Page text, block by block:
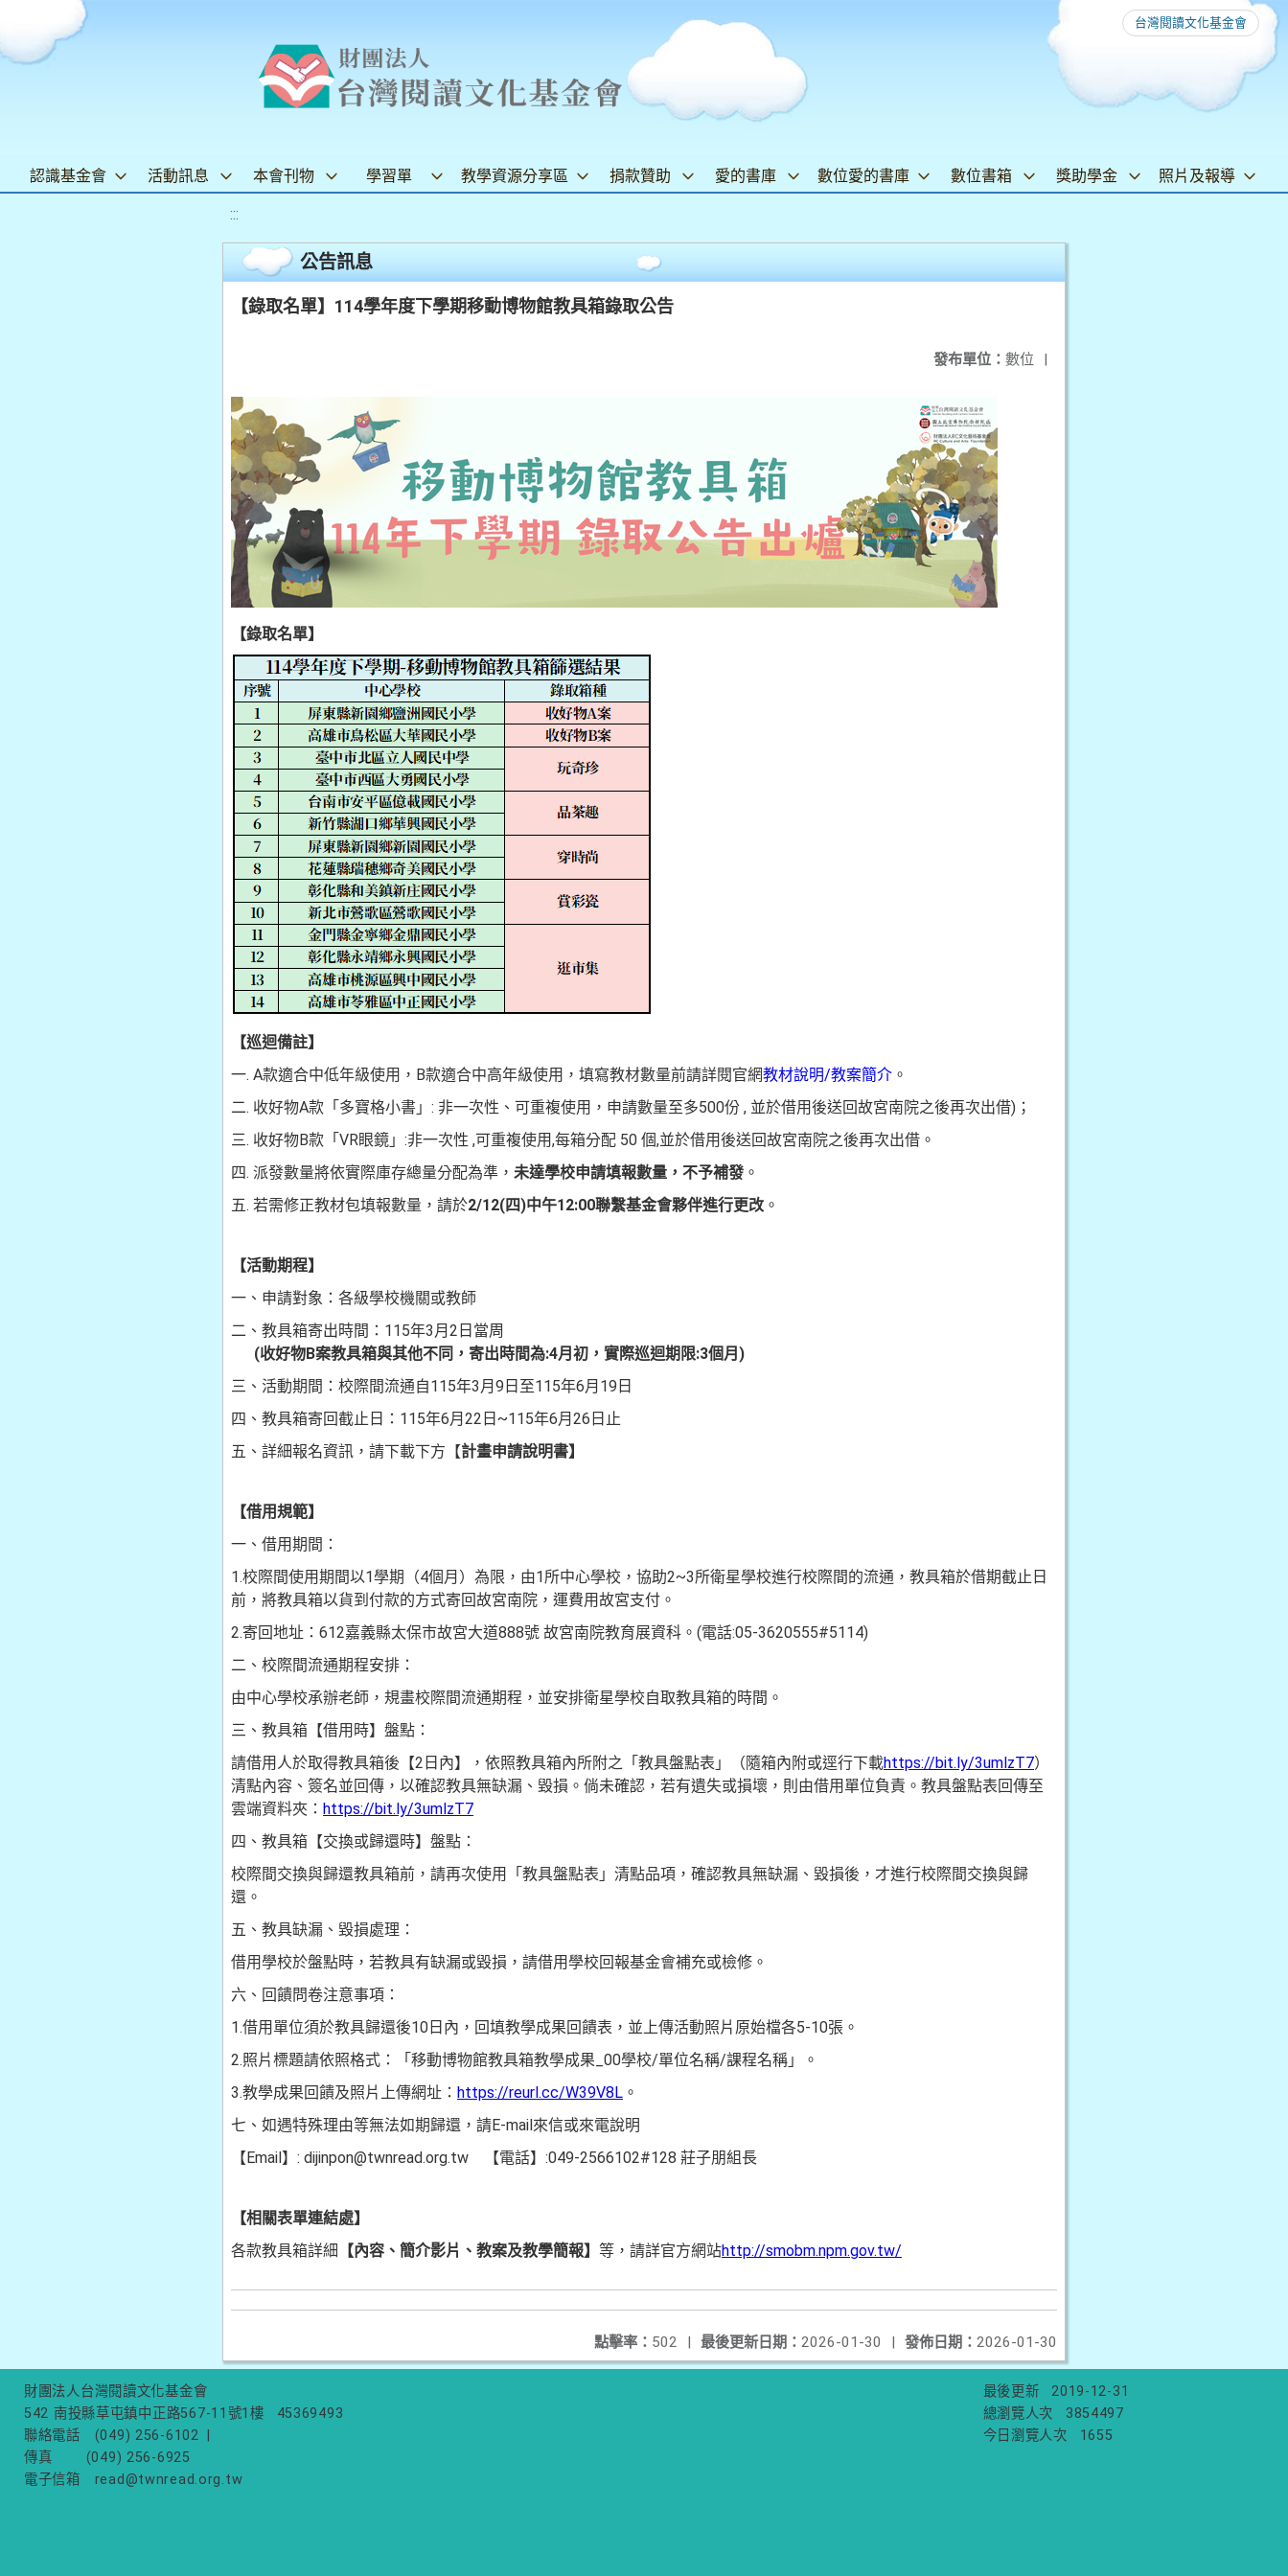
台灣閱讀文化基金會
認識基金會 活動訊息 本會刊物 學習單 教學資源分享區 捐款贊助 愛的書庫 數位愛的書庫 數位書箱 獎助學金 照片及報導
:::
公告訊息
【錄取名單】114學年度下學期移動博物館教具箱錄取公告
發布單位： 數位 |
【錄取名單】
【巡迴備註】
一. A款適合中低年級使用，B款適合中高年級使用，填寫教材數量前請詳閱官網教材說明/教案簡介 。
二. 收好物A款「多寶格小書」: 非一次性、可重複使用，申請數量至多500份 , 並於借用後送回故宮南院之後再次出借)；
三. 收好物B款「VR眼鏡」:非一次性 ,可重複使用,每箱分配 50 個,並於借用後送回故宮南院之後再次出借。
四. 派發數量將依實際庫存總量分配為準， 未達學校申請填報數量，不予補發 。
五. 若需修正教材包填報數量，請於2/12(四)中午12:00聯繫基金會夥伴進行更改 。
【活動期程】
一、申請對象：各級學校機關或教師
二、教具箱寄出時間：115年3月2日當周
(收好物B案教具箱與其他不同，寄出時間為:4月初，實際巡迴期限:3個月)
三、活動期間：校際間流通自115年3月9日至115年6月19日
四、教具箱寄回截止日：115年6月22日~115年6月26日止
五、詳細報名資訊，請下載下方【計畫申請說明書】
【借用規範】
一、借用期間：
1.校際間使用期間以1學期（4個月）為限，由1所中心學校，協助2~3所衛星學校進行校際間的流通，教具箱於借期截止日
前，將教具箱以貨到付款的方式寄回故宮南院，運費用故宮支付。
2.寄回地址：612嘉義縣太保市故宮大道888號 故宮南院教育展資科。(電話:05-3620555#5114)
二、校際間流通期程安排：
由中心學校承辦老師，規畫校際間流通期程，並安排衛星學校自取教具箱的時間。
三、教具箱【借用時】盤點：
請借用人於取得教具箱後【2日內】，依照教具箱內所附之「教具盤點表」（隨箱內附或逕行下載https://bit.ly/3umlzT7）
清點內容、簽名並回傳，以確認教具無缺漏、毀損。倘未確認，若有遺失或損壞，則由借用單位負責。教具盤點表回傳至
雲端資料夾： https://bit.ly/3umlzT7
四、教具箱【交換或歸還時】盤點：
校際間交換與歸還教具箱前，請再次使用「教具盤點表」清點品項，確認教具無缺漏、毀損後，才進行校際間交換與歸
還。
五、教具缺漏、毀損處理：
借用學校於盤點時，若教具有缺漏或毀損，請借用學校回報基金會補充或檢修。
六、回饋問卷注意事項：
1.借用單位須於教具歸還後10日內，回填教學成果回饋表，並上傳活動照片原始檔各5-10張。
2.照片標題請依照格式：「移動博物館教具箱教學成果_00學校/單位名稱/課程名稱」。
3.教學成果回饋及照片上傳網址： https://reurl.cc/W39V8L 。
七、如遇特殊理由等無法如期歸還，請E-mail來信或來電說明
【Email】: dijinpon@twnread.org.tw 【電話】:049-2566102#128 莊子朋組長
【相關表單連結處】
各款教具箱詳細
【內容、簡介影片、教案及教學簡報】 等，請詳官方網站http://smobm.npm.gov.tw/
發佈日期： 2026-01-30
最後更新日期： 2026-01-30 |
點擊率： 502 |
財團法人台灣閱讀文化基金會
542 南投縣草屯鎮中正路567-11號1樓
45369493
聯絡電話
(049) 256-6102
傳真
(049) 256-6925
電子信箱
read@twnread.org.tw
最後更新
2019-12-31
總瀏覽人次
3854497
今日瀏覽人次
1655